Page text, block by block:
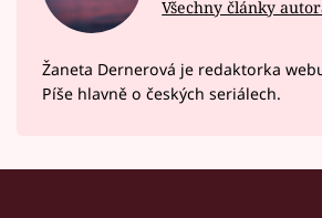
Všechny články
Žaneta Dernerová je redaktorka
Píše hlavně o českých seriálech.